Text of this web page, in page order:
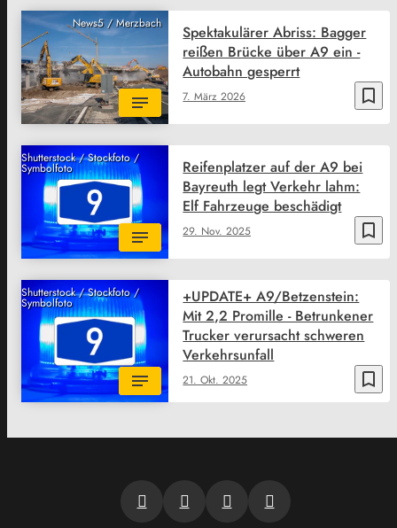
News5 / Merzbach
bookmark_border
7. März 2026
Spektakulärer Abriss: Bagger
reißen Brücke über A9 ein -
Autobahn gesperrt
Shutterstock / Stockfoto /
Symbolfoto
bookmark_border
29. Nov. 2025
Reifenplatzer auf der A9 bei
Bayreuth legt Verkehr lahm:
Elf Fahrzeuge beschädigt
Shutterstock / Stockfoto /
Symbolfoto
bookmark_border
21. Okt. 2025
+UPDATE+ A9/Betzenstein:
Mit 2,2 Promille - Betrunkener
Trucker verursacht schweren
Verkehrsunfall